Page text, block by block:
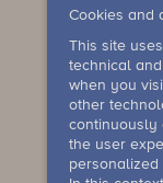
Cookies and
This site
technical
when you
other
continuously
the user